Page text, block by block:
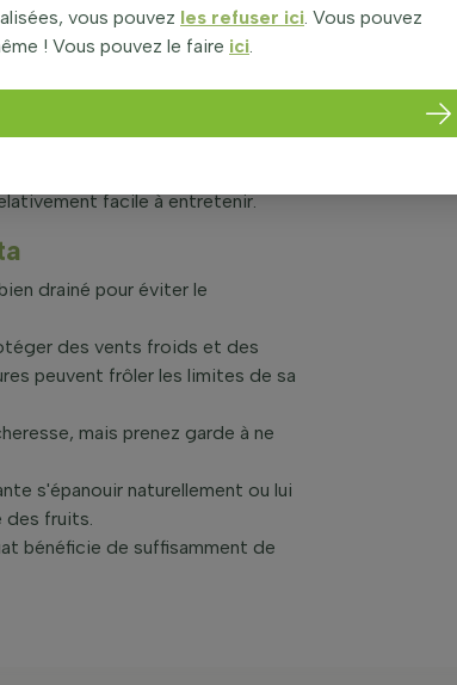
la peau est douce et la chair
aux petits espaces grâce
des températures minimales de
facile à entretenir.
drainé pour éviter le
des vents froids et des
peuvent frôler les limites de sa
mais prenez garde à ne
s'épanouir naturellement ou lui
des fruits.
bénéficie de suffisamment de
vous pouvez les refuser ici. Vous pouvez
! Vous pouvez le faire ici.